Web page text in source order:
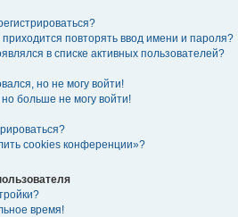
повторять ввод имени и пароля?
в списке активных пользователей?
но не могу войти!
больше не могу войти!
cookies конференции»?
время!